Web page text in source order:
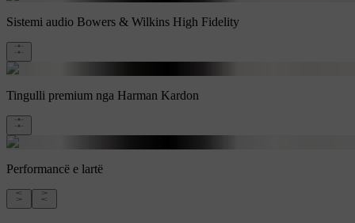
Sistemi audio Bowers & Wilkins High Fidelity
Tingulli premium nga Harman Kardon
Performancë e lartë